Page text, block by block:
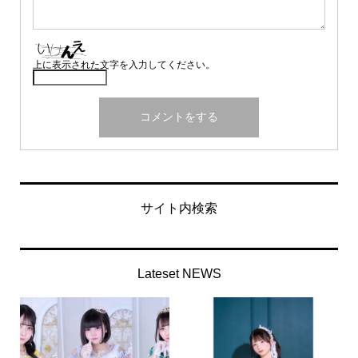
上に表示された文字を入力してください。
サイト内検索
Lateset NEWS